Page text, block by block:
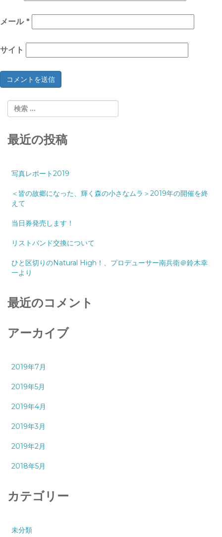
メール *
サイト
最近の投稿
写真レポート2019
＜皆の故郷になった、輝く森の小さなムラ＞2019年の開催を終
えて
当日券発売します！
リストバンド交換について
ひと区切りのNatural High！、プロデューサー南兵衛＠鈴木幸
一より
最近のコメント
アーカイブ
2019年7月
2019年5月
2019年4月
2019年3月
2019年2月
2018年5月
カテゴリー
未分類